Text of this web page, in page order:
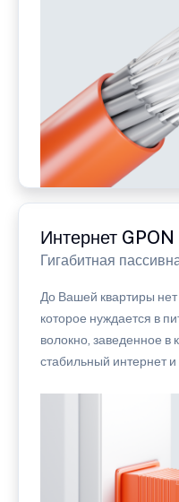
Интернет GPON
Гигабитная
До Вашей квартиры нет
которое нуждается в
волокно, заведенное в
стабильный интернет и